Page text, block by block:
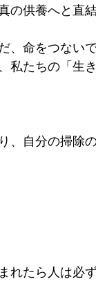
供養へと直結
、命をつない
私たちの「生
自分の掃除
たら人は必ず